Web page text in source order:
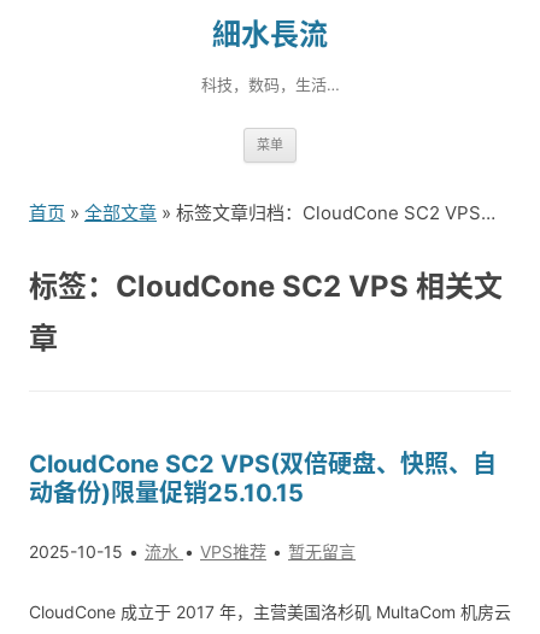
細水長流
科技，数码，生活…
菜单
到
首页 » 全部文章 » 标签文章归档：CloudCone SC2 VPS（1）
标签：CloudCone SC2 VPS 相关文
章
CloudCone SC2 VPS(双倍硬盘、快照、自
动备份)限量促销25.10.15
2025-10-15 流水 VPS推荐 暂无留言
CloudCone 成立于 2017 年，主营美国洛杉矶 Mul­ta­Com 机房云